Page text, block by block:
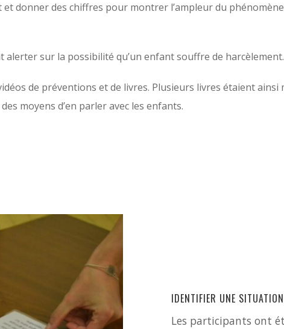
donner des chiffres pour montrer l’ampleur du
sur la possibilité qu’un enfant souffre de harcèlement.
de préventions et de livres. Plusieurs livres étaient
moyens d’en parler avec les enfants.
IDENTIFIER UNE
Les participants ont